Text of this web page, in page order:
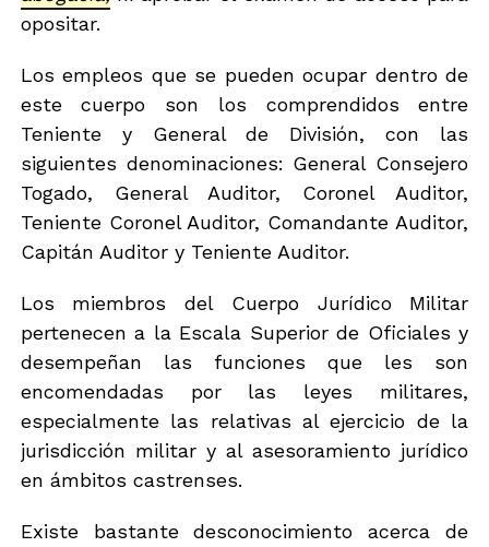
opositar.
Los empleos que se pueden ocupar dentro de
este cuerpo son los comprendidos entre
Teniente y General de División, con las
siguientes denominaciones: General Consejero
Togado, General Auditor, Coronel Auditor,
Teniente Coronel Auditor, Comandante Auditor,
Capitán Auditor y Teniente Auditor.
Los miembros del Cuerpo Jurídico Militar
pertenecen a la Escala Superior de Oficiales y
desempeñan las funciones que les son
encomendadas por las leyes militares,
especialmente las relativas al ejercicio de la
jurisdicción militar y al asesoramiento jurídico
en ámbitos castrenses.
Existe bastante desconocimiento acerca de